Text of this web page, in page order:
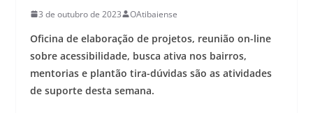
3 de outubro de 2023 OAtibaiense
Oficina de elaboração de projetos, reunião on-line
sobre acessibilidade, busca ativa nos bairros,
mentorias e plantão tira-dúvidas são as atividades
de suporte desta semana.